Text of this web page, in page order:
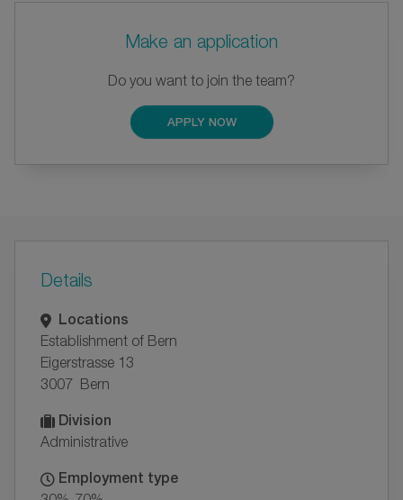
Make an application
Do you want to join the team?
APPLY NOW
Details
Locations
Establishment of Bern
Eigerstrasse 13
3007 Bern
Division
Administrative
Employment type